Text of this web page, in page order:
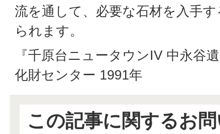
流を通して、必要な石材を入手
られます。
『千原台ニュータウンIV 中永谷
化財センター 1991年
この記事に関するお